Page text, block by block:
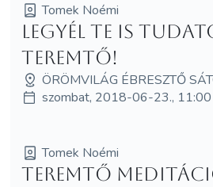
Tomek Noémi
Legyél te is
teremtő!
ÖRÖMVILÁG ÉBRESZTŐ
szombat, 2018-06-23.,
Tomek Noémi
Teremtő